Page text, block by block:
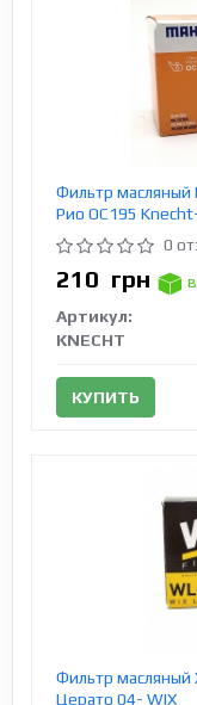
Фильтр масляный
Рио OC195
0
210 грн
Артикул:
KNECHT
КУПИТЬ
Фильтр масляный
Церато 04- WIX